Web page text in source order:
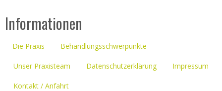
Informationen
Die Praxis Behandlungsschwerpunkte
Unser Praxisteam Datenschutzerklärung Impressum
Kontakt / Anfahrt